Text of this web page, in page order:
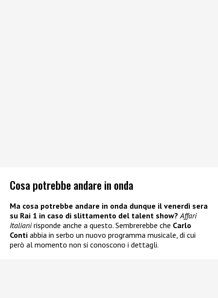
Cosa potrebbe andare in onda
Ma cosa potrebbe andare in onda dunque il venerdì sera
su Rai 1 in caso di slittamento del talent show? Affari
Italianirisponde anche a questo. Sembrerebbe che Carlo
Conti abbia in serbo un nuovo programma musicale, di cui
però al momento non si conoscono i dettagli.